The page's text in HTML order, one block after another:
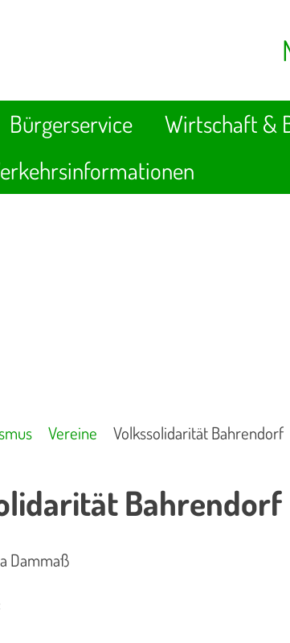
Bürgerservice Wirtschaft &
Vereine Volkssolidarität Bahrendorf
Bahrendorf
Dammaß